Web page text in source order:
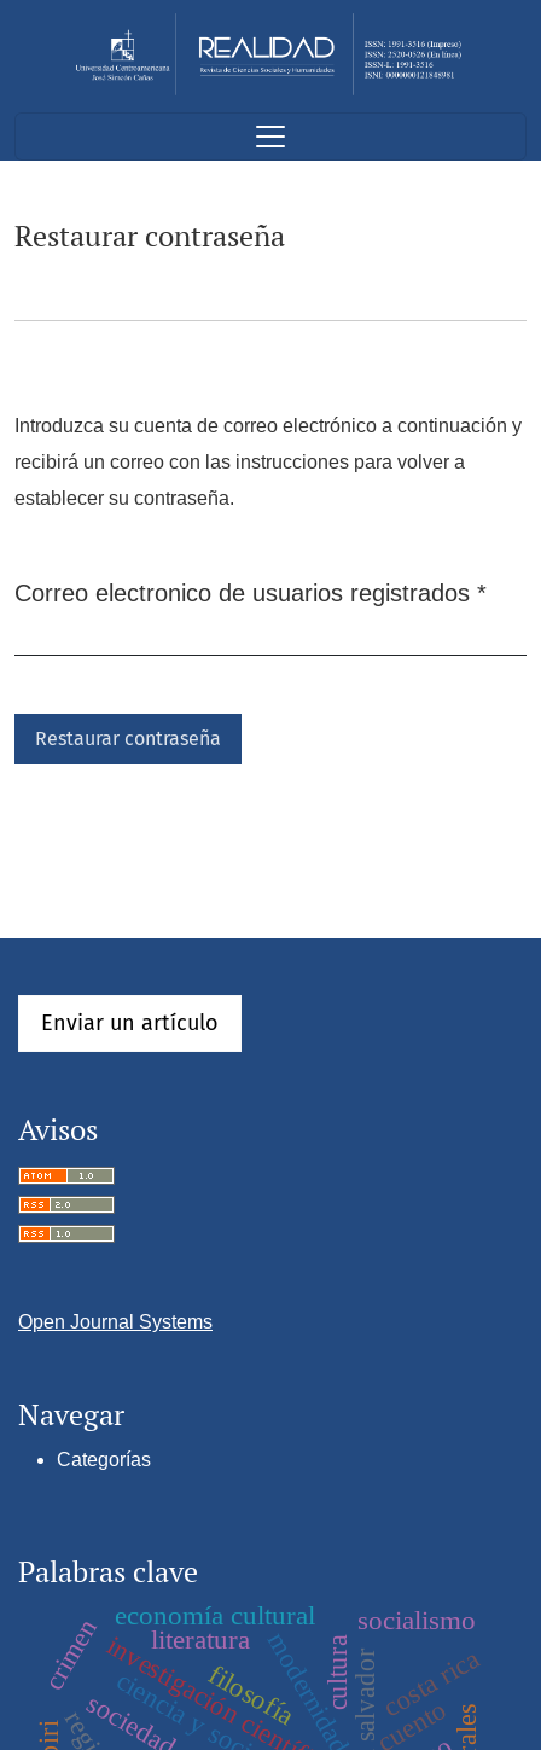
Restaurar contraseña
Restaurar contraseña
Introduzca su cuenta de correo electrónico a continuación y
recibirá un correo con las instrucciones para volver a
establecer su contraseña.
Correo electronico de usuarios registrados *
Restaurar contraseña
Enviar un artículo
Avisos
Open Journal Systems
Navegar
Categorías
Palabras clave
modernidad
investigación científica
cultura
economía cultural
el salvador
literatura
cuento
socialismo
filosofía costa rica
crimen